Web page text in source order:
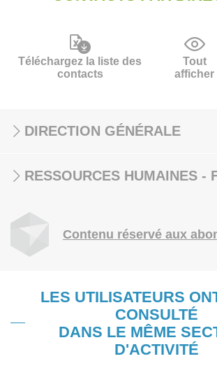
Téléchargez la liste des
contacts
Tout
afficher
DIRECTION GÉNÉRALE
RESSOURCES HUMAINES -
Contenu réservé aux
LES UTILISATEURS
CONSULTÉ
DANS LE MÊME
D'ACTIVITÉ